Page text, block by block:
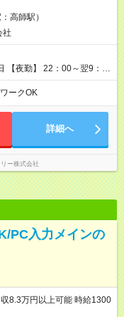
なる部分があります。 雇
時給 1,570円以上
高師駅）
社
【夜勤】 22：00～翌9：
※上記の時間
勤務となります）
ークOK
詳細へ
ー株式会社
PC入力メインの
8.3万円以上可能 時給1300